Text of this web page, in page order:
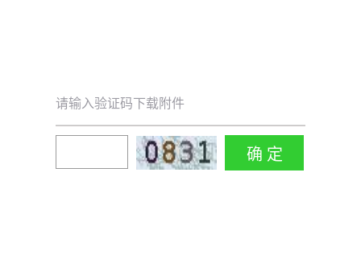
请输入验证码下载附件